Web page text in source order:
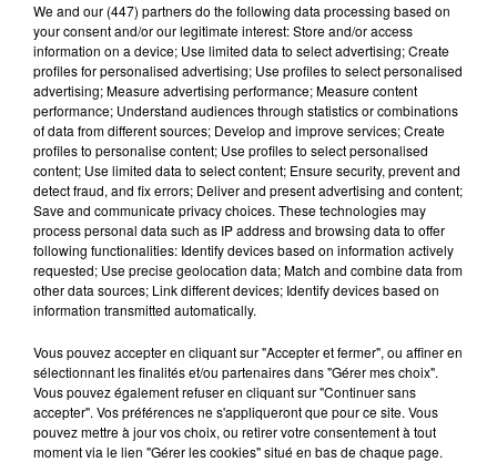
Lecture (4 min 21 sec)
100%
21 juin 2024 - 4 min 21 sec
LES INFOS DU BÉARN DU 21/06/2024 À 09H00
We and our (447) partnersdo the following data processing based on
your consent and/or our legitimate interest: Store and/or access
information on a device; Use limited data to select advertising; Create
profiles for personalised advertising; Use profiles to select personalised
advertising; Measure advertising performance; Measure content
performance; Understand audiences through statistics or combinations
of data from different sources; Develop and improve services; Create
profiles to personalise content; Use profiles to select personalised
content; Use limited data to select content; Ensure security, prevent and
detect fraud, and fix errors; Deliver and present advertising and content;
Save and communicate privacy choices. These technologies may
process personal data such as IP address and browsing data to offer
following functionalities: Identify devices based on information actively
requested; Use precise geolocation data; Match and combine data from
other data sources; Link different devices; Identify devices based on
information transmitted automatically.
Vous pouvez accepter en cliquant sur "Accepter et fermer", ou affiner en
sélectionnant les finalités et/ou partenaires dans "Gérer mes choix".
Vous pouvez également refuser en cliquant sur "Continuer sans
accepter". Vos préférences ne s'appliqueront que pour ce site. Vous
pouvez mettre à jour vos choix, ou retirer votre consentement à tout
moment via le lien "Gérer les cookies" situé en bas de chaque page.